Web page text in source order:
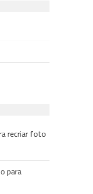
recriar foto
para